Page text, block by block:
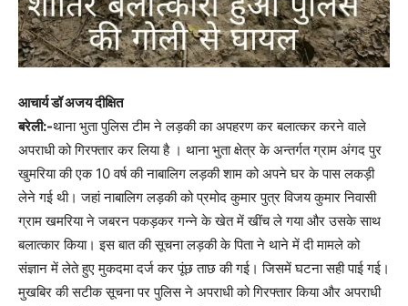
आचार्य डॉ अजय दीक्षित
बरेली:-थाना भुता पुलिस टीम ने लड़की का अपहरण कर बलात्कर करने वाले
अपराधी को गिरफ्तार कर लिया है । थाना भुता क्षेत्र के अन्तर्गत ग्राम अंगद पुर
खुमरिया की एक 10 वर्ष की नाबालिग लड़की शाम को अपने घर के पास लकड़ी
लेने गई थी। जहां नाबालिग लड़की को प्रमोद कुमार पुत्र विजय कुमार निवासी
ग्राम खमरिया ने जबरन पकड़कर गन्ने के खेत में खींच ले गया और उसके साथ
बलात्कार किया। इस बात की सूचना लड़की के पिता ने थाने में दी मामले को
संज्ञान में लेते हुए मुकदमा दर्ज कर पूंछ ताछ की गई। जिसमें घटना सही पाई गई।
मुखबिर की सटीक सूचना पर पुलिस ने अपराधी को गिरफ्तार किया और अपराधी